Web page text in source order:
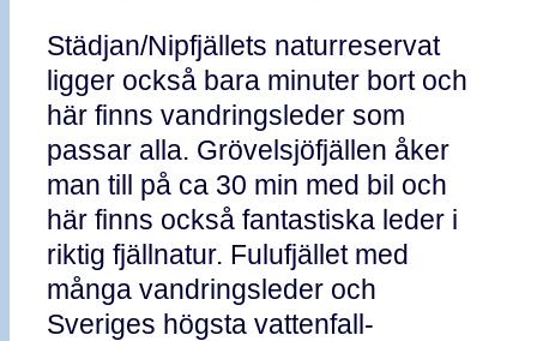
Städjan/Nipfjällets naturreservat
ligger också bara minuter bort och
här finns vandringsleder som
passar alla. Grövelsjöfjällen åker
man till på ca 30 min med bil och
här finns också fantastiska leder i
riktig fjällnatur. Fulufjället med
många vandringsleder och
Sveriges högsta vattenfall-